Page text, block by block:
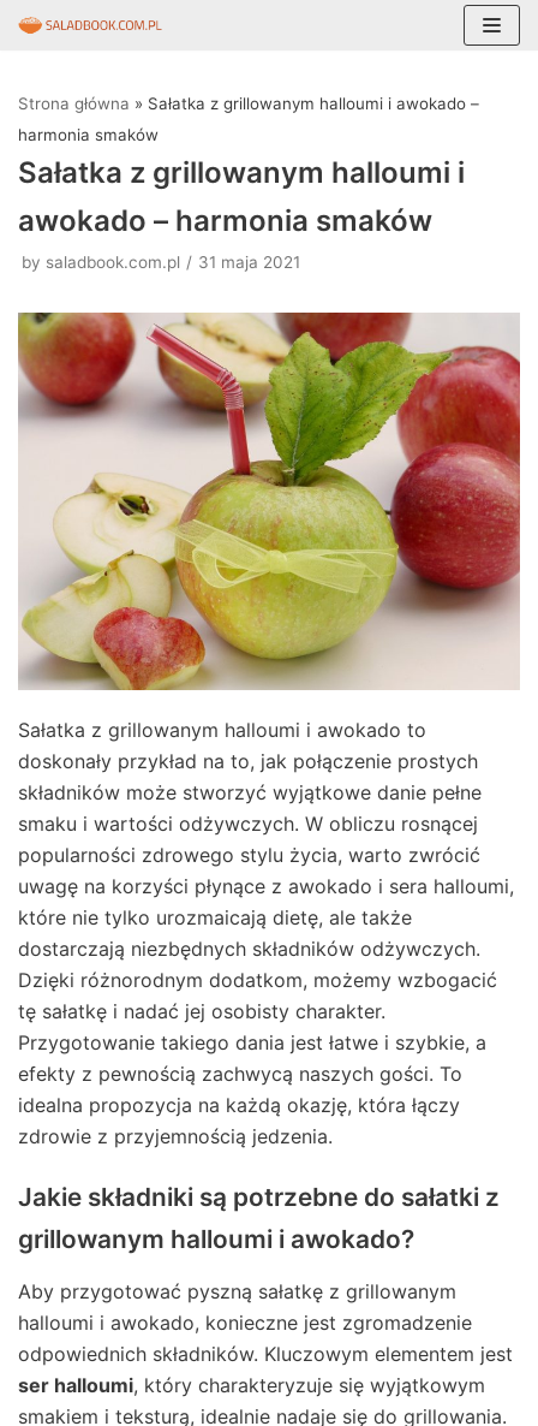
do
treści
Strona główna » Sałatka z grillowanym halloumi i awokado –
harmonia smaków
Sałatka z grillowanym halloumi i
awokado – harmonia smaków
by saladbook.com.pl 31 maja 2021
Sałatka z grillowanym halloumi i awokado to
doskonały przykład na to, jak połączenie prostych
składników może stworzyć wyjątkowe danie pełne
smaku i wartości odżywczych. W obliczu rosnącej
popularności zdrowego stylu życia, warto zwrócić
uwagę na korzyści płynące z awokado i sera halloumi,
które nie tylko urozmaicają dietę, ale także
dostarczają niezbędnych składników odżywczych.
Dzięki różnorodnym dodatkom, możemy wzbogacić
tę sałatkę i nadać jej osobisty charakter.
Przygotowanie takiego dania jest łatwe i szybkie, a
efekty z pewnością zachwycą naszych gości. To
idealna propozycja na każdą okazję, która łączy
zdrowie z przyjemnością jedzenia.
Jakie składniki są potrzebne do sałatki z
grillowanym halloumi i awokado?
Aby przygotować pyszną sałatkę z grillowanym
halloumi i awokado, konieczne jest zgromadzenie
odpowiednich składników. Kluczowym elementem jest
ser halloumi, który charakteryzuje się wyjątkowym
smakiem i teksturą, idealnie nadaje się do grillowania.